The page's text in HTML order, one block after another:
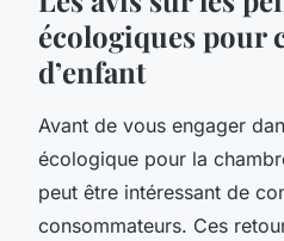
écologiques pour
d’enfant
Avant de vous engager
écologique pour la
peut être intéressant de
consommateurs. Ces